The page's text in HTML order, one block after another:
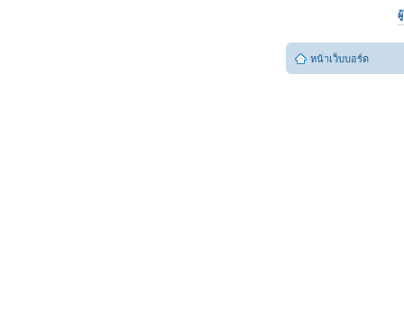
หน้าเว็บบอร์ด